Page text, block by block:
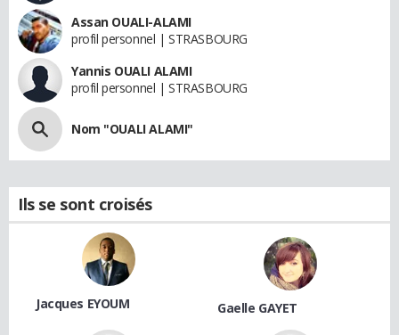
Assan OUALI-ALAMI
profil personnel | STRASBOURG
Yannis OUALI ALAMI
profil personnel | STRASBOURG
Nom "OUALI ALAMI"
Ils se sont croisés
Jacques EYOUM Gaelle GAYET